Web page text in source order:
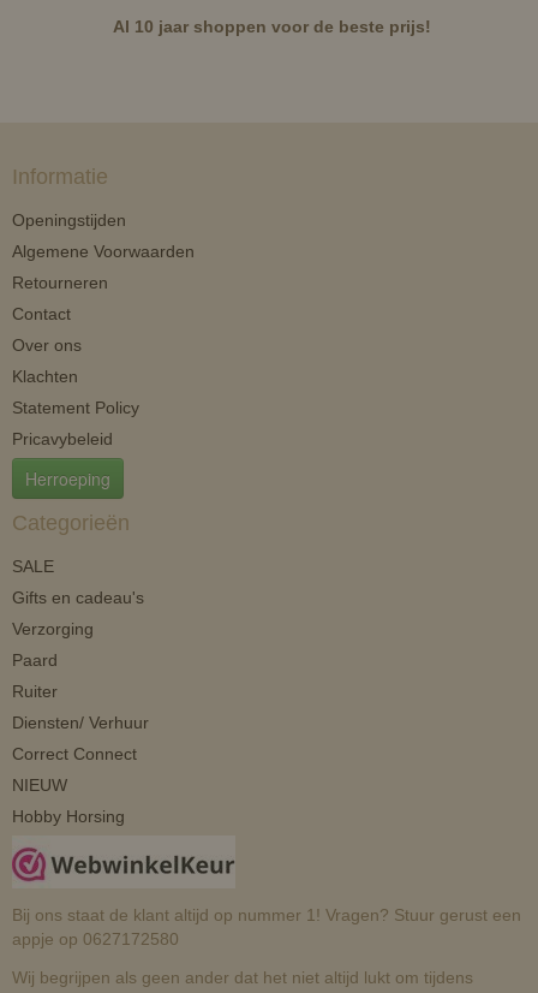
Al 10 jaar shoppen voor de beste prijs!
Informatie
Openingstijden
Algemene Voorwaarden
Retourneren
Contact
Over ons
Klachten
Statement Policy
Pricavybeleid
Herroeping
Categorieën
SALE
Gifts en cadeau's
Verzorging
Paard
Ruiter
Diensten/ Verhuur
Correct Connect
NIEUW
Hobby Horsing
Bij ons staat de klant altijd op nummer 1! Vragen? Stuur gerust een
appje op 0627172580
Wij begrijpen als geen ander dat het niet altijd lukt om tijdens